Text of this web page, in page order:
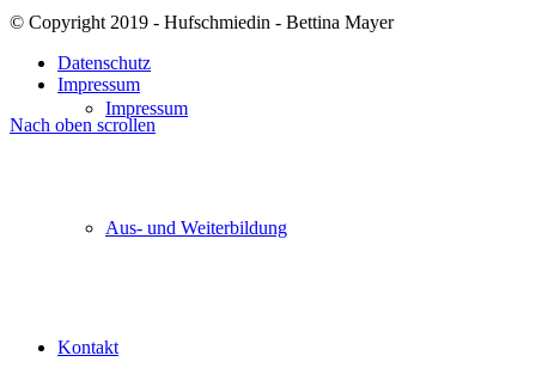
Impressum
Aus- und Weiterbildung
Kontakt
© Copyright 2019 - Hufschmiedin - Bettina Mayer
Datenschutz
Impressum
Nach oben scrollen